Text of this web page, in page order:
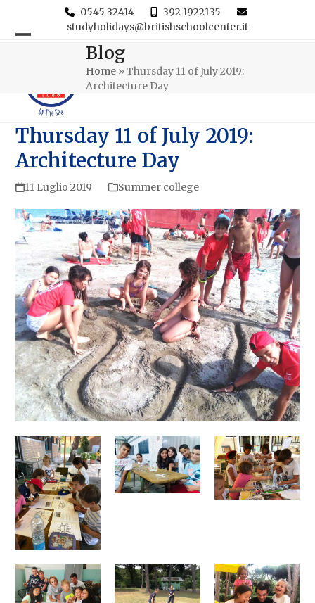
0545 32414
392 1922135
studyholidays@britishschoolcenter.it
menu
menu
Blog
Home »Thursday 11 of July 2019:
Architecture Day
Thursday 11 of July 2019:
Architecture Day
11 Luglio 2019 Summer college